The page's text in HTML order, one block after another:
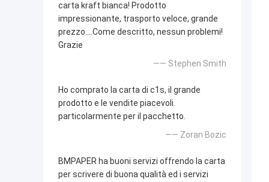
carta kraft bianca! Prodotto
impressionante, trasporto veloce, grande
prezzo….Come descritto, nessun problemi!
Grazie
—— Stephen Smith
Ho comprato la carta di c1s, il grande
prodotto e le vendite piacevoli.
particolarmente per il pacchetto.
—— Zoran Bozic
BMPAPER ha buoni servizi offrendo la carta
per scrivere di buona qualità ed i servizi